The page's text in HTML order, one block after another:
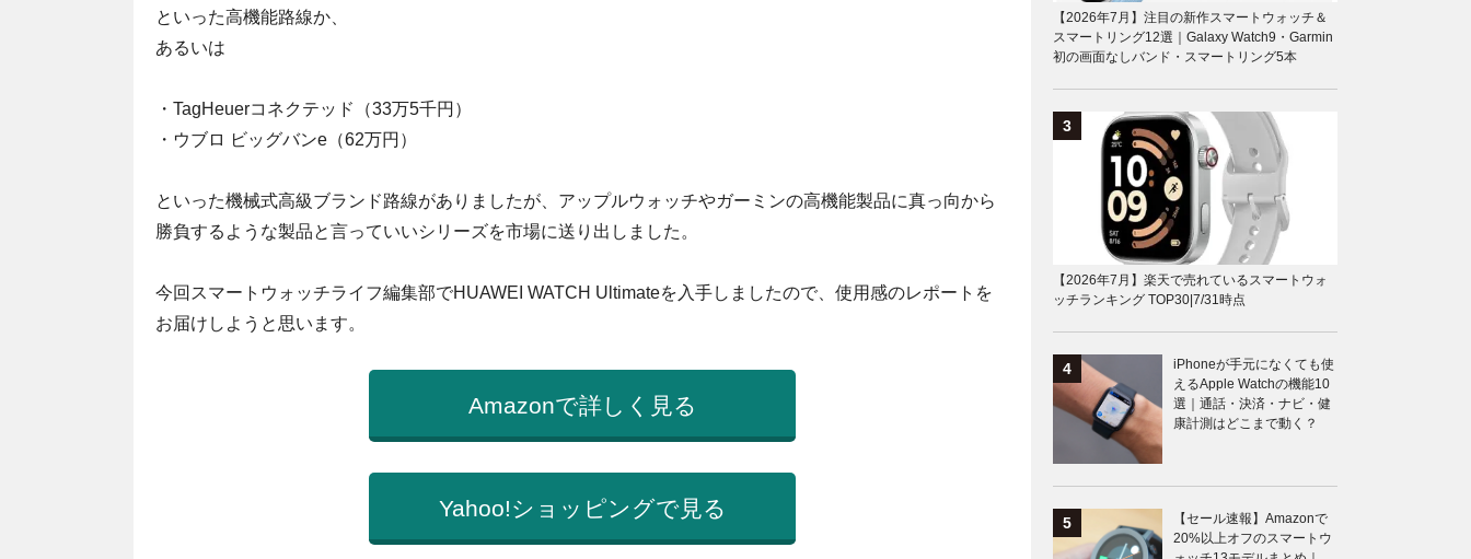
といった高機能路線か、
あるいは
・TagHeuerコネクテッド（33万5千円）
・ウブロ ビッグバンe（62万円）
といった機械式高級ブランド路線がありましたが、アップルウォッチやガーミンの高機能製品に真っ向から
勝負するような製品と言っていいシリーズを市場に送り出しました。
今回スマートウォッチライフ編集部でHUAWEI WATCH Ultimateを入手しましたので、使用感のレポートを
お届けしようと思います。
Amazonで詳しく見る
Yahoo!ショッピングで見る
【2026年7月】注目の新作スマートウォッチ＆
スマートリング12選｜Galaxy Watch9・Garmin
初の画面なしバンド・スマートリング5本
【2026年7月】楽天で売れているスマートウォ
ッチランキング TOP30|7/31時点
iPhoneが手元になくても使
えるApple Watchの機能10
選｜通話・決済・ナビ・健
康計測はどこまで動く？
【セール速報】Amazonで
20%以上オフのスマートウ